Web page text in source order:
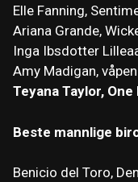
Elle Fanning,
Ariana Grande,
Inga Ibsdotter
Amy Madigan, våpen
Teyana Taylor,
Beste mannlige
Benicio del Toro,